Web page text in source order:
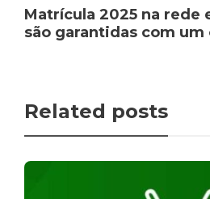
Matrícula 2025 na rede
são garantidas com um
Related posts